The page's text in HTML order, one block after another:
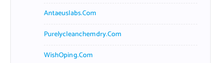
Antaeuslabs.com
Purelycleanchemdry.com
WishOping.com